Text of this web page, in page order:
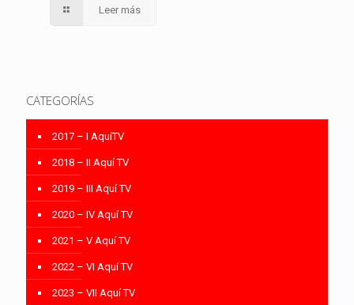
Leer más
CATEGORÍAS
2017 – I AquíTV
2018 – II Aquí TV
2019 – III Aquí TV
2020 – IV Aquí TV
2021 – V Aquí TV
2022 – VI Aquí TV
2023 – VII Aquí TV